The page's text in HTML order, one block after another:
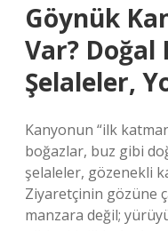
Göynük
Var? Doğal
Şelaleler,
Kanyonun “ilk
boğazlar, buz gibi
şelaleler, gözenekli
Ziyaretçinin gözüne
manzara değil;